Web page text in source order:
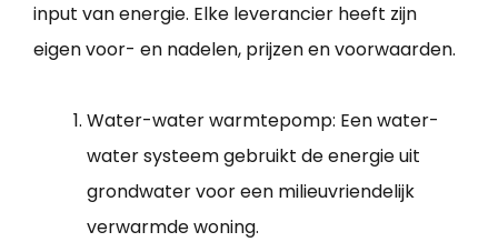
input van energie. Elke leverancier heeft zijn
eigen voor- en nadelen, prijzen en voorwaarden.
Water-water warmtepomp: Een water-
water systeem gebruikt de energie uit
grondwater voor een milieuvriendelijk
verwarmde woning.